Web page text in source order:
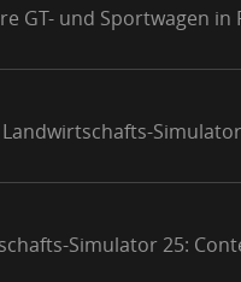
GT- und Sportwagen
Simulator 25: